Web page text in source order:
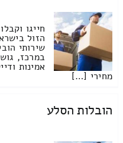
חייגו
הזול
שירותי
במרכז,
אמינות
מחירי […]
הובלות הסלע